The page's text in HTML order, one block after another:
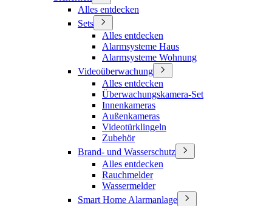
Alles entdecken
Sets
Alles entdecken
Alarmsysteme Haus
Alarmsysteme Wohnung
Videoüberwachung
Alles entdecken
Überwachungskamera-Set
Innenkameras
Außenkameras
Videotürklingeln
Zubehör
Brand- und Wasserschutz
Alles entdecken
Rauchmelder
Wassermelder
Smart Home Alarmanlage